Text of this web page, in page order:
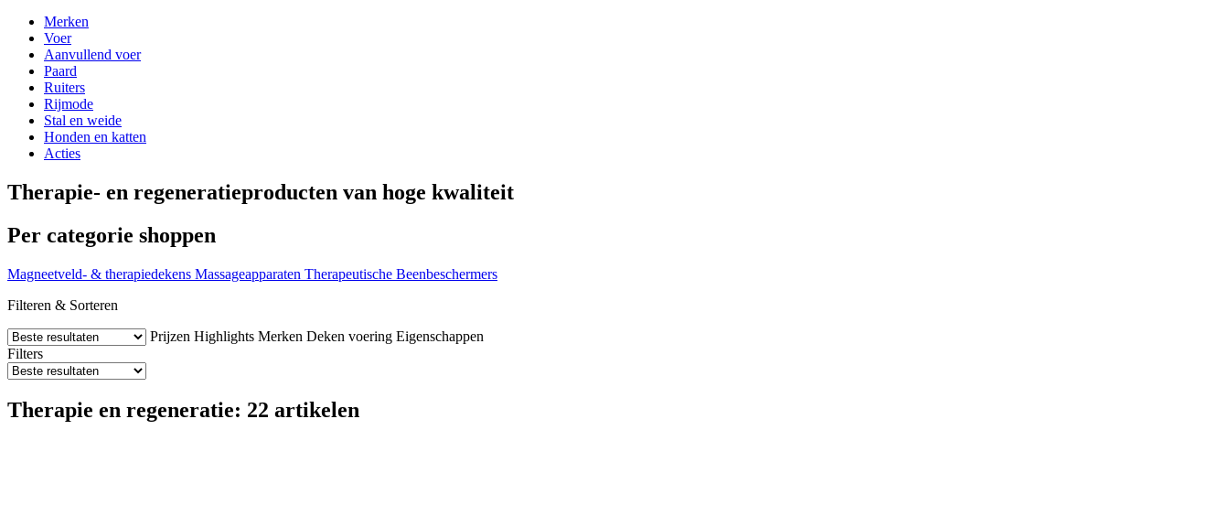
Merken
Voer
Aanvullend voer
Paard
Ruiters
Rijmode
Stal en weide
Honden en katten
Acties
Therapie- en regeneratieproducten van hoge kwaliteit
Per categorie shoppen
Magneetveld- & therapiedekens Massageapparaten Therapeutische Beenbeschermers
Filteren & Sorteren
Prijzen Highlights Merken Deken voering Eigenschappen
Filters
Therapie en regeneratie: 22 artikelen